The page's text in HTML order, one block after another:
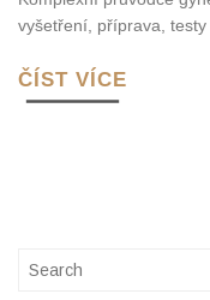
vyšetření, příprava,
ČÍST VÍCE